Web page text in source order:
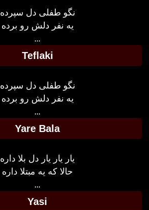
نگو طفلی دل سپرده
یه نفر دلش رو برده
...
Teflaki
نگو طفلی دل سپرده
یه نفر دلش رو برده
...
Yare Bala
یار یار یار دل بلا داره
حالا که یه مبتلا داره
...
Yasi